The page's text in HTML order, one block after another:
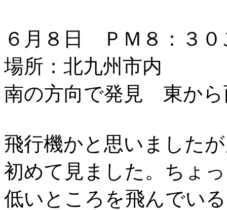
６月８日 ＰＭ８：３
場所：北九州市内
南の方向で発見 東から
飛行機かと思いました
初めて見ました。ちょ
低いところを飛んでい